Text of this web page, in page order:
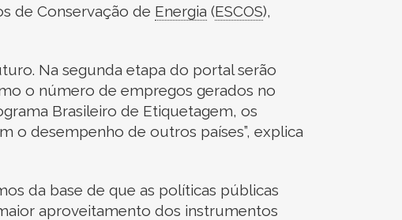
de Conservação de Energia (ESCOS),
Na segunda etapa do portal serão
o número de empregos gerados no
Brasileiro de Etiquetagem, os
o desempenho de outros países”, explica
da base de que as políticas públicas
aproveitamento dos instrumentos